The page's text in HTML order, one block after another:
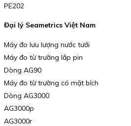
PE202
Đại lý Seametrics Việt Nam
Máy đo lưu lượng nước tưới
Máy đo từ trường lắp pin
Dòng AG90
Máy đo từ trường có mặt bích
Dòng AG3000
AG3000p
AG3000r